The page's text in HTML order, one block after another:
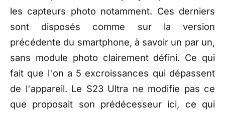
les capteurs photo notamment. Ces derniers
sont disposés comme sur la version
précédente du smartphone, à savoir un par un,
sans module photo clairement défini. Ce qui
fait que l'on a 5 excroissances qui dépassent
de l'appareil. Le S23 Ultra ne modifie pas ce
que proposait son prédécesseur ici, ce qui